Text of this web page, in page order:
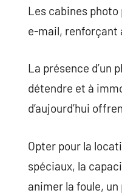
Les cabines
e-mail, renforçant
La présence d’un
détendre et à
d’aujourd’hui
Opter pour la
spéciaux, la
animer la foule,